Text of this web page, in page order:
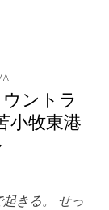
ントラ
牧東港
きる。 せっ